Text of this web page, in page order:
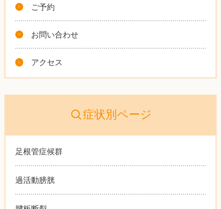
ご予約
お問い合わせ
アクセス
症状別ページ
足根管症候群
過活動膀胱